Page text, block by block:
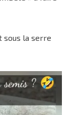
sous la serre